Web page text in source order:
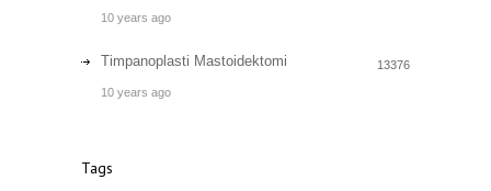
10 years ago
Timpanoplasti Mastoidektomi 13376
10 years ago
Tags